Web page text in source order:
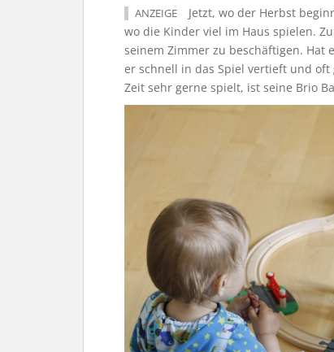
ANZEIGE
Jetzt, wo der Herbst
wo die Kinder viel im Haus spielen.
seinem Zimmer zu beschäftigen. Hat
er schnell in das Spiel vertieft und
Zeit sehr gerne spielt, ist seine Brio